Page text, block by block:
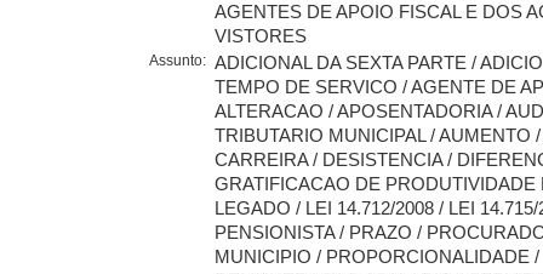
AGENTES DE APOIO FISCAL E DOS
VISTORES
Assunto: ADICIONAL DA SEXTA PARTE /
TEMPO DE SERVICO / AGENTE DE
ALTERACAO / APOSENTADORIA /
TRIBUTARIO MUNICIPAL / AUMENTO
CARREIRA / DESISTENCIA /
GRATIFICACAO DE PRODUTIVIDADE
LEGADO / LEI 14.712/2008 / LEI
PENSIONISTA / PRAZO /
MUNICIPIO / PROPORCIONALIDADE